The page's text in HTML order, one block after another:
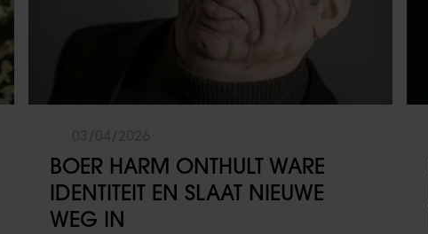
BOER HARM ONTHULT WARE
IDENTITEIT EN SLAAT NIEUWE
WEG IN